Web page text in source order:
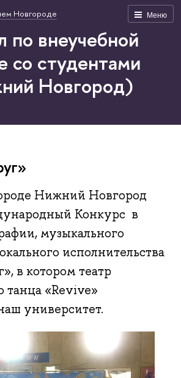
Меню
Новгороде
по внеучебной
со студентами
Новгород)
Нижний Новгород
Конкурс в
музыкального
исполнительства
в котором театр
танца «Revive»
университет.